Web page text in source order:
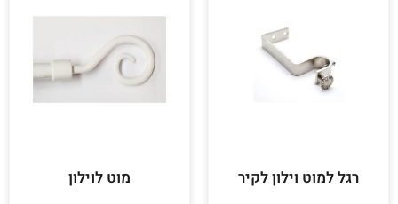
רגל למוט וילון לקיר מוט לוילון